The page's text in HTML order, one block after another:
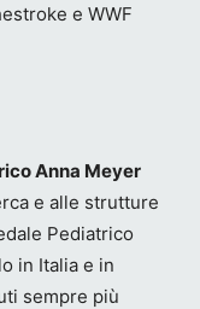
e WWF
Anna Meyer
e alle strutture
Pediatrico
in Italia e in
sempre più